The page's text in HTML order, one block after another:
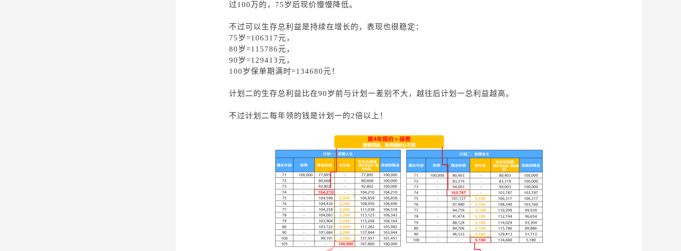
过100万的，75岁后现价慢慢降低。
不过可以生存总利益是持续在增长的，表现也很稳定：
75岁=106317元，
80岁=115786元，
90岁=129413元，
100岁保单期满时=134680元！
计划二的生存总利益比在90岁前与计划一差别不大，越往后计划一总利益越高。
不过计划二每年领的钱是计划一的2倍以上！